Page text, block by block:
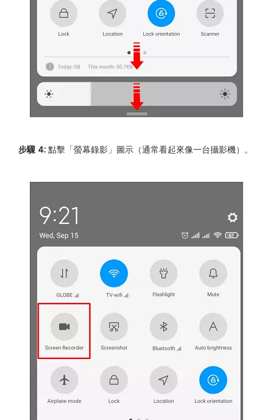
步驟 4: 點擊「螢幕錄影」圖示（通常看起來像一台攝影機）。